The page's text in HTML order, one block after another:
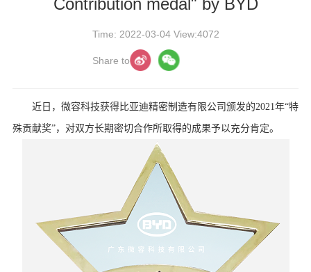
Contribution medal" by BYD
Time: 2022-03-04 View:4072
Share to
近日，微容科技获得比亚迪精密制造有限公司颁发的2021年“特
殊贡献奖”，对双方长期密切合作所取得的成果予以充分肯定。